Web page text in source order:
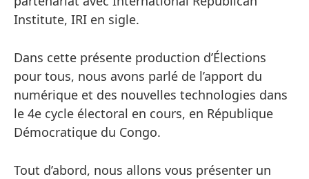
Institute, IRI en sigle.
Dans cette présente production d’Élections
pour tous, nous avons parlé de l’apport du
numérique et des nouvelles technologies dans
le 4e cycle électoral en cours, en République
Démocratique du Congo.
Tout d’abord, nous allons vous présenter un